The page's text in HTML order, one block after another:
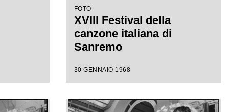
FOTO
XVIII Festival della
canzone italiana di
Sanremo
30 GENNAIO 1968